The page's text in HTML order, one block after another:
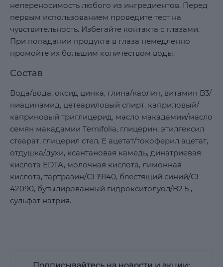
непереносимость любого из ингредиентов. Перед
первым использованием проведите тест на
чувствительность. Избегайте контакта с глазами.
При попадании продукта в глаза немедленно
промойте их большим количеством воды.
Состав
Вода/вода, оксид цинка, глина/каолин, витамин B3/
ниацинамид, цетеариловый спирт, каприловый/
каприновый триглицерид, масло макадамии/масло
семян макадамии Ternifolia, глицерин, этилгексил
стеарат, глицерил стел, E ацетат/токоферил ацетат,
отдушка/духи, ксантановая камедь, динатриевая
кислота EDTA, молочная кислота, лимонная
кислота, тартразин/CI 19140, блестящий синий/CI
42090, бутылированный гидрокситолуол/B2 5 ,
сульфат натрия.